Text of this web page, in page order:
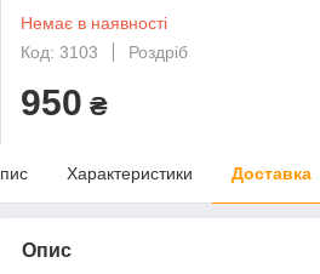
Немає в наявності
Код: 3103
Роздріб
950 ₴
Характеристики Доставка
Опис